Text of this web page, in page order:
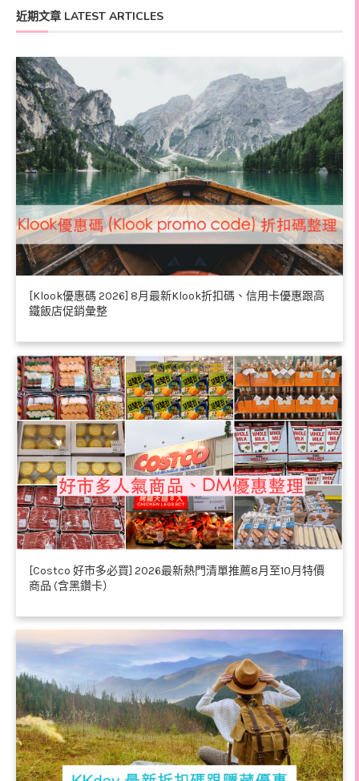
近期文章 LATEST ARTICLES
[Klook優惠碼 2026] 8月最新Klook折扣碼、信用卡優惠跟高
鐵飯店促銷彙整
[Costco 好市多必買] 2026最新熱門清單推薦8月至10月特價
商品 (含黑鑽卡）